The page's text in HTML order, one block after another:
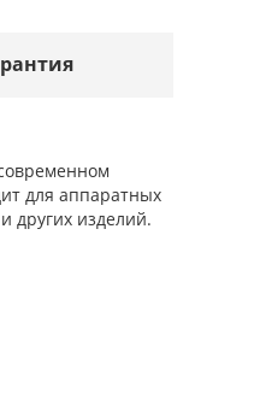
для аппаратных
других изделий.